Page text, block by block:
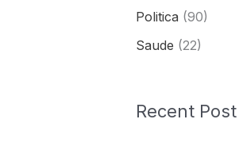
Politica (90)
Saude (22)
Recent Post